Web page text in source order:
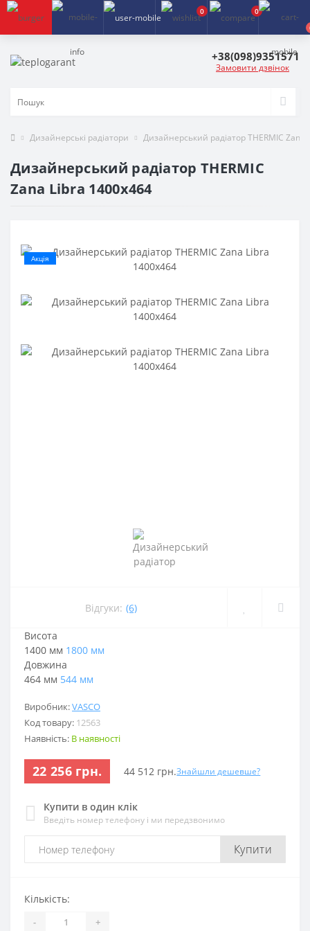
0
0
+38(098)9351571
Замовити дзвінок
Дизайнерські радіатори Дизайнерський радіатор THERMIC Zana
Дизайнерський радіатор THERMIC
Zana Libra 1400x464
Акція
Відгуки: (6)
Виробник:VASCO
Код товару: 12563
Наявність: В наявності
22 256 грн. 44 512 грн.Знайшли дешевше?
Купити в один клік
Введіть номер телефону і ми передзвонимо
Купити
Висота
1400 мм 1800 мм
Довжина
464 мм 544 мм
Кількість:
- +